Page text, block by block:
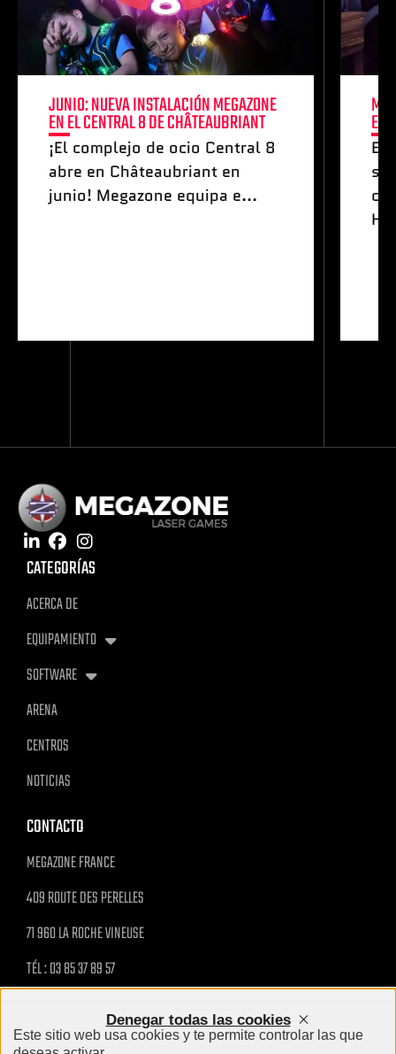
JUNIO: NUEVA INSTALACIÓN MEGAZONE
EN EL CENTRAL 8 DE CHÂTEAUBRIANT
¡El complejo de ocio Central 8
abre en Châteaubriant en
junio! Megazone equipa e...
CATEGORÍAS
ACERCA DE
EQUIPAMIENTO
SOFTWARE
ARENA
CENTROS
NOTICIAS
CONTACTO
MEGAZONE FRANCE
409 ROUTE DES PERELLES
71 960 LA ROCHE VINEUSE
TÉL : 03 85 37 89 57
Este sitio web usa cookies y te permite controlar las que
Denegar todas las cookies